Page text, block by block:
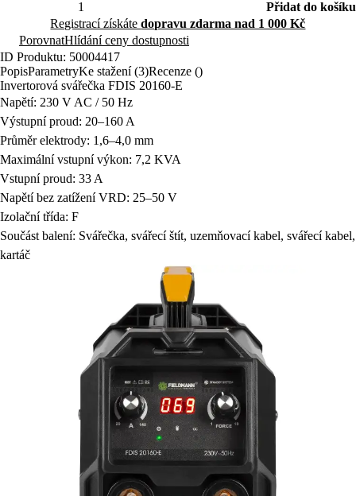
Přidat do košíku
Registrací získátedopravu zdarma nad 1 000 Kč
PorovnatHlídání ceny dostupnosti
ID Produktu: 50004417
PopisParametryKe stažení (3)Recenze ()
Invertorová svářečka FDIS 20160-E
Napětí: 230 V AC / 50 Hz
Výstupní proud: 20–160 A
Průměr elektrody: 1,6–4,0 mm
Maximální vstupní výkon: 7,2 KVA
Vstupní proud: 33 A
Napětí bez zatížení VRD: 25–50 V
Izolační třída: F
Součást balení: Svářečka, svářecí štít, uzemňovací kabel, svářecí kabel,
kartáč